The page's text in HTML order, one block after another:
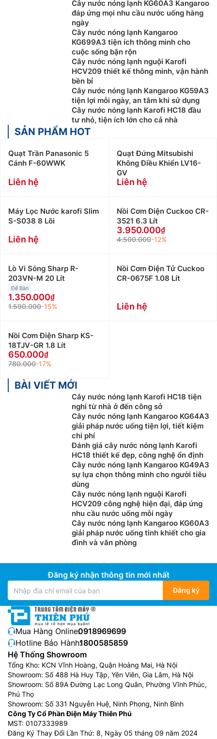
Cây nước nóng lạnh KG60A3 Kangaroo
đáp ứng mọi nhu cầu nước uống hàng
ngày
Cây nước nóng lạnh Kangaroo
KG699A3 tiện ích thông minh cho
cuộc sống bận rộn
Cây nước nóng lạnh nguội Karofi
HCV209 thiết kế thông minh, vận hành
bền bỉ
Cây nước nóng lạnh Kangaroo KG59A3
tiện lợi mỗi ngày, an tâm khi sử dụng
Cây nước nóng lạnh Karofi HC18 đầu
tư nhỏ, tiện ích lớn cho cả nhà
SẢN PHẨM HOT
Quạt Trần Panasonic 5
Cánh F-60WWK
Liên hệ
Quạt Đứng Mitsubishi
Không Điều Khiển LV16-
GV
Liên hệ
Máy Lọc Nước karofi Slim
S-S038 8 Lõi
Liên hệ
Nồi Cơm Điện Cuckoo CR-
3521 6.3 Lít
3.950.000
4.500.000-12%
Lò Vi Sóng Sharp R-
203VN-M 20 Lít
Để Bàn
1.350.000
1.590.000-15%
Nồi Cơm Điện Tử Cuckoo
CR-0675F 1.08 Lít
Liên hệ
Nồi Cơm Điện Sharp KS-
18TJV-GR 1.8 Lít
650.000
780.000-17%
BÀI VIẾT MỚI
Cây nước nóng lạnh Karofi HC18 tiện
nghi từ nhà ở đến công sở
Cây nước nóng lạnh Kangaroo KG64A3
giải pháp nước uống tiện lợi, tiết kiệm
chi phí
Đánh giá cây nước nóng lạnh Karofi
HC18 thiết kế đẹp, công nghệ ổn định
Cây nước nóng lạnh Kangaroo KG49A3
sự lựa chọn thông minh cho người tiêu
dùng
Cây nước nóng lạnh nguội Karofi
HCV209 công nghệ hiện đại, đáp ứng
nhu cầu nước uống mỗi ngày
Cây nước nóng lạnh Kangaroo KG60A3
giải pháp nước uống tinh khiết cho gia
đình và văn phòng
Đăng ký nhận thông tin mới nhất
Đăng ký
Mua Hàng Online:0918969699
Hotline Bảo Hành:1800585859
Hệ Thống Showroom
Tổng Kho: KCN Vĩnh Hoàng, Quận Hoàng Mai, Hà Nội
Showroom: Số 488 Hà Huy Tập, Yên Viên, Gia Lâm, Hà Nội
Showroom: Số 89A Đường Lạc Long Quân, Phường Vĩnh Phúc,
Phú Thọ
Showroom: Số 331 Nguyễn Huệ, Ninh Phong, Ninh Bình
Công Ty Cổ Phần Điện Máy Thiên Phú
MST: 0107333989
Đăng Ký Thay Đổi Lần Thứ: 8, Ngày 05 tháng 09 năm 2024